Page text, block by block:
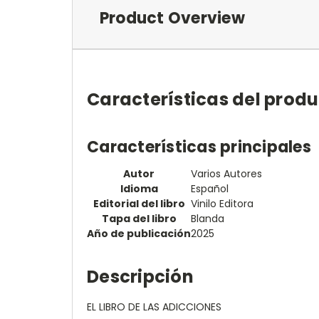
Product Overview
Características del
Características principales
Autor
Varios Autores
Idioma
Español
Editorial del libro Vinilo Editora
Tapa del libro
Blanda
Año de publicación2025
Descripción
EL LIBRO DE LAS ADICCIONES